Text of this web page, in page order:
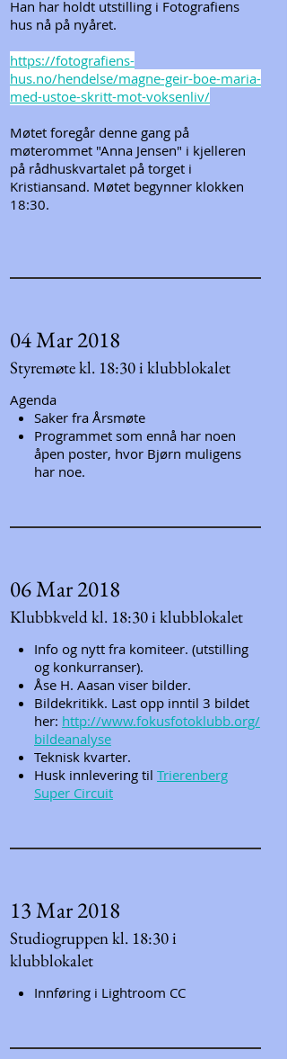
Han har holdt utstilling i Fotografiens
hus nå på nyåret.
https://fotografiens-
hus.no/hendelse/magne-geir-boe-maria-
med-ustoe-skritt-mot-voksenliv/
Møtet foregår denne gang på
møterommet "Anna Jensen" i kjelleren
på rådhuskvartalet på torget i
Kristiansand. Møtet begynner klokken
18:30.
04 Mar 2018
Styremøte kl. 18:30 i klubblokalet
Agenda
Saker fra Årsmøte
Programmet som ennå har noen
åpen poster, hvor Bjørn muligens
har noe.
06 Mar 2018
Klubbkveld kl. 18:30 i klubblokalet
Info og nytt fra komiteer. (utstilling
og konkurranser).
Åse H. Aasan viser bilder.
Bildekritikk. Last opp inntil 3 bildet
her: http://www.fokusfotoklubb.org/
bildeanalyse
Teknisk kvarter.
Husk innlevering til Trierenberg
Super Circuit
13 Mar 2018
Studiogruppen kl. 18:30 i
klubblokalet
Innføring i Lightroom CC